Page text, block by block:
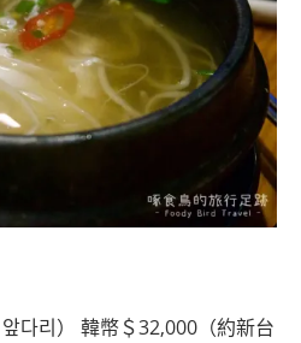
다리） 韓幣＄32,000（約新台